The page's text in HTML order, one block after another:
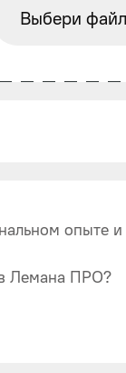
Выбери
опыте и
Лемана ПРО?